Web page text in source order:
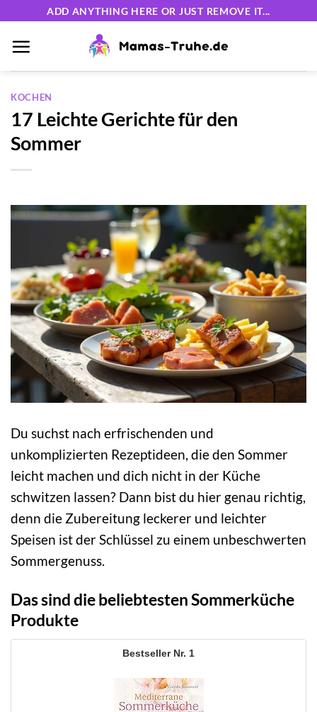
springen
ADD ANYTHING HERE OR JUST REMOVE IT...
KOCHEN
17 Leichte Gerichte für den
Sommer
Du suchst nach erfrischenden und
unkomplizierten Rezeptideen, die den Sommer
leicht machen und dich nicht in der Küche
schwitzen lassen? Dann bist du hier genau richtig,
denn die Zubereitung leckerer und leichter
Speisen ist der Schlüssel zu einem unbeschwerten
Sommergenuss.
Das sind die beliebtesten Sommerküche
Produkte
1